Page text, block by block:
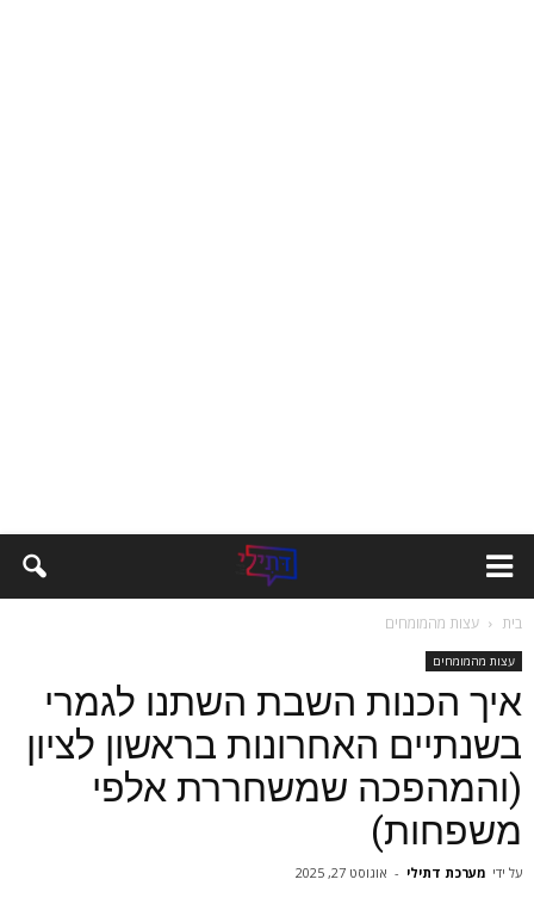
בית עצות מהמומחים
עצות מהמומחים
איך הכנות השבת השתנו לגמרי
בשנתיים האחרונות בראשון לציון
(והמהפכה שמשחררת אלפי
משפחות)
על ידי מערכת דתילי - אוגוסט 27, 2025